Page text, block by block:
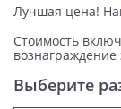
Лучшая цена!
Стоимость
вознаграждение
Выберите